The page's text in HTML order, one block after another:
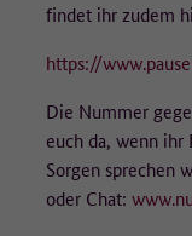
findet ihr zudem
https://
Die Nummer
euch da, wenn ihr
Sorgen sprechen
oder Chat: